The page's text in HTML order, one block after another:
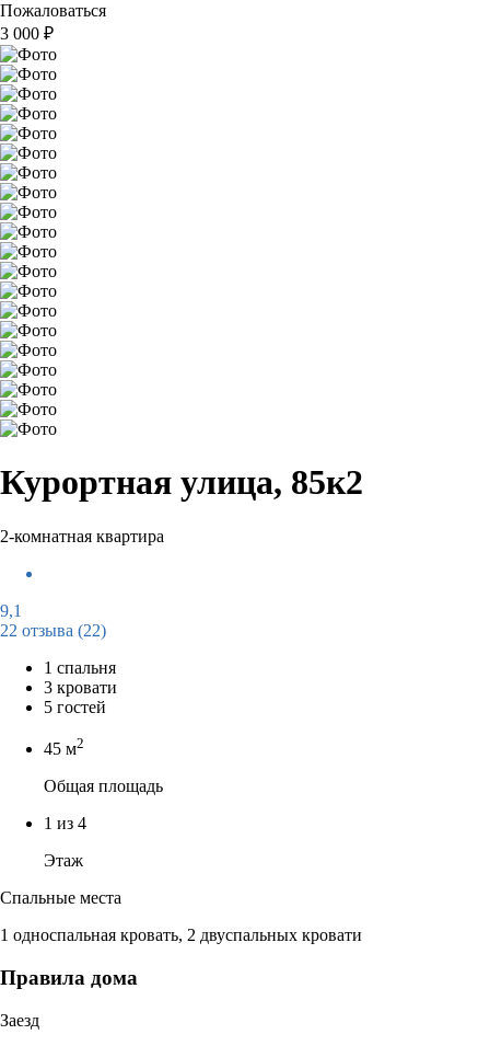
Пожаловаться
3 000 ₽
Курортная улица, 85к2
2-комнатная квартира
9,1
22 отзыва (22)
1 спальня
3 кровати
5 гостей
45 м2
Общая площадь
1 из 4
Этаж
Спальные места
1 односпальная кровать, 2 двуспальных кровати
Правила дома
Заезд